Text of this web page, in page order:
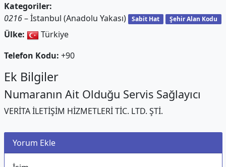
Kategoriler:
0216– İstanbul (Anadolu Yakası) Sabit Hat Şehir Alan Kodu
Ülke:
Türkiye
Telefon Kodu: +90
Ek Bilgiler
Numaranın Ait Olduğu Servis Sağlayıcı
VERİTA İLETİŞİM HİZMETLERİ TİC. LTD. ŞTİ.
Yorum Ekle